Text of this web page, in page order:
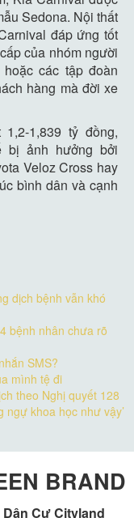
Sedona. Nội thất
đáp ứng tốt
của nhóm người
các tập đoàn
hàng mà đời xe
1,2-1,839 tỷ đồng,
bị ảnh hưởng bởi
Veloz Cross hay
bình dân và cạnh
dịch bệnh vẫn khó
bệnh nhân chưa rõ
SMS?
mình tệ đi
theo Nghị quyết 128
ngự khoa học như vậy’
BRAND
Cư Cityland